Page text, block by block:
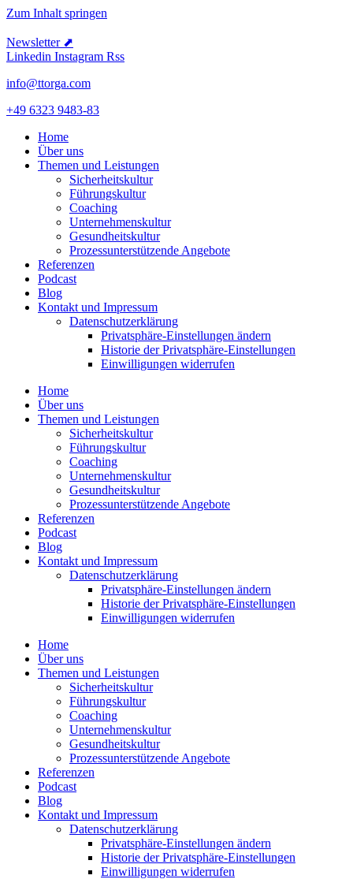
Zum Inhalt springen
Newsletter ⬈
Linkedin Instagram Rss
info@ttorga.com
+49 6323 9483-83
Home
Über uns
Themen und Leistungen
Sicher­heits­kultur
Führungs­kultur
Coaching
Unter­neh­mens­kultur
Gesund­heits­kultur
Prozess­un­ter­stüt­zende Angebote
Referenzen
Podcast
Blog
Kontakt und Impressum
Daten­schutz­er­klärung
Privat­sphäre-Einstel­lungen ändern
Historie der Privat­sphäre-Einstel­lungen
Einwil­li­gungen wider­rufen
Home
Über uns
Themen und Leistungen
Sicher­heits­kultur
Führungs­kultur
Coaching
Unter­neh­mens­kultur
Gesund­heits­kultur
Prozess­un­ter­stüt­zende Angebote
Referenzen
Podcast
Blog
Kontakt und Impressum
Daten­schutz­er­klärung
Privat­sphäre-Einstel­lungen ändern
Historie der Privat­sphäre-Einstel­lungen
Einwil­li­gungen wider­rufen
Home
Über uns
Themen und Leistungen
Sicher­heits­kultur
Führungs­kultur
Coaching
Unter­neh­mens­kultur
Gesund­heits­kultur
Prozess­un­ter­stüt­zende Angebote
Referenzen
Podcast
Blog
Kontakt und Impressum
Daten­schutz­er­klärung
Privat­sphäre-Einstel­lungen ändern
Historie der Privat­sphäre-Einstel­lungen
Einwil­li­gungen wider­rufen